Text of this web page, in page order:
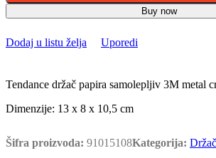
Buy now
Dodaj u listu želja Uporedi
Tendance držač papira samolepljiv 3M metal
Dimenzije: 13 x 8 x 10,5 cm
Šifra proizvoda: 91015108Kategorija: